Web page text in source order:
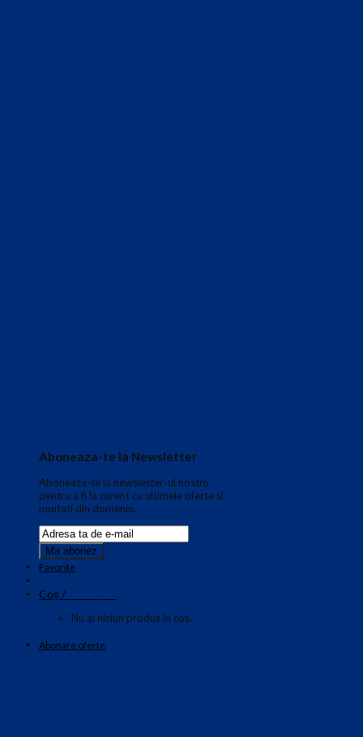
Aboneaza-te la Newsletter
Aboneaza-te la newsletter-ul nostru
pentru a fi la curent cu ultimele oferte si
noutati din domeniu.
Favorite
Coș /
Nu ai niciun produs în coș.
Abonare oferte